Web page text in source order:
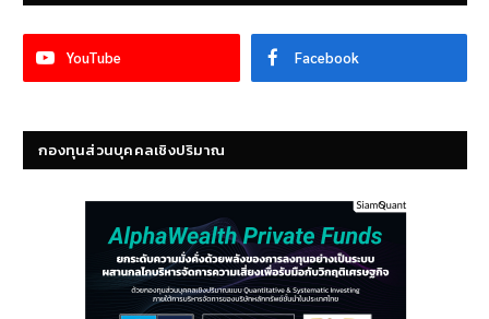
YouTube Facebook
กองทุนส่วนบุคคลเชิงปริมาณ